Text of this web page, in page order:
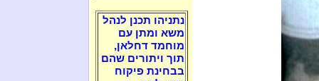
נתניהו תכנן לנהל
משא ומתן עם
מוחמד דחלאן,
תוך ויתורים שהם
בבחינת פיקוח